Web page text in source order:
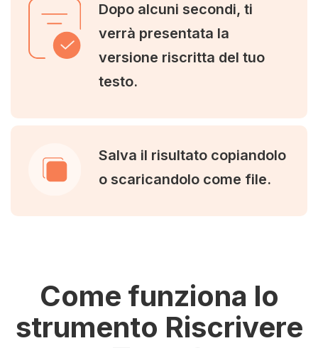
Dopo alcuni secondi, ti
verrà presentata la
versione riscritta del tuo
testo.
Salva il risultato copiandolo
o scaricandolo come file.
Come funziona lo
strumento Riscrivere